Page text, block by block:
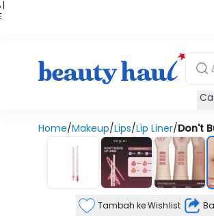
|
Home/Makeup/Lips/Lip Liner/Don't
Tambah ke Wishlist